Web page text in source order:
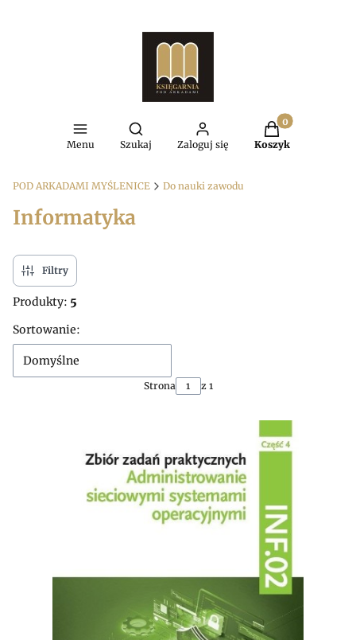
Menu
Otwórz wyszukiwarkę
Szukaj Zaloguj się
Produkty w
Koszyk
POD ARKADAMI MYŚLENICE Do nauki zawodu
Informatyka
Filtry
Produkty: 5
Lista produktów
Sortowanie:
Domyślne
Strona z 1